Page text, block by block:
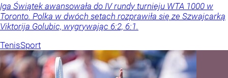
Iga Świątek awansowała do IV rundy turnieju WTA 1000 w
Toronto. Polka w dwóch setach rozprawiła się ze Szwajcarką
Viktorija Golubic, wygrywając 6:2, 6:1.
TenisSport